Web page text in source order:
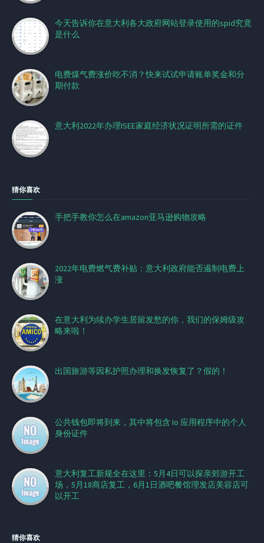
今天告诉你在意大利各大政府网站登录使用的spid究竟
是什么
电费煤气费涨价吃不消？快来试试申请账单奖金和分
期付款
意大利2022年办理ISEE家庭经济状况证明所需的证件
猜你喜欢
手把手教你怎么在amazon亚马逊购物攻略
2022年电费燃气费补贴：意大利政府能否遏制电费上
涨
在意大利为续办学生居留发愁的你，我们的保姆级攻
略来啦！
出国旅游等因私护照办理和换发恢复了？假的！
公共钱包即将到来，其中将包含 Io 应用程序中的个人
身份证件
意大利复工新规全在这里：5月4日可以探亲郊游开工
场，5月18商店复工，6月1日酒吧餐馆理发店美容店可
以开工
猜你喜欢